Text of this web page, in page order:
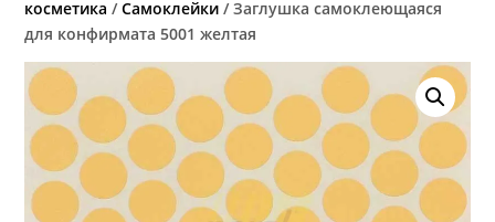
косметика /Самоклейки / Заглушка самоклеющаяся
для конфирмата 5001 желтая